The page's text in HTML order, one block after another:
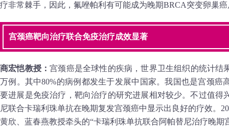
疗非常棘手，因此，氟唑帕利有可能成为晚期BRCA突变卵巢
宫颈癌靶向治疗联合免疫治疗成效显著
商宏恺教授：宫颈癌是全球性的疾病，世界卫生组织的统计结
万例。其中80%的病例都发生于发展中国家。我国也是宫颈癌
要进展是免疫治疗，靶向治疗的研究进展相对较少。不过值得
尼联合卡瑞利珠单抗在晚期复发宫颈癌中显示出良好的疗效。
黄欣、蓝春燕教授牵头的“卡瑞利珠单抗联合阿帕替尼治疗晚期